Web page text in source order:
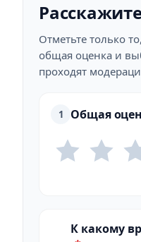
Отметьте только
общая оценка и
проходят
1 Общая
К какому